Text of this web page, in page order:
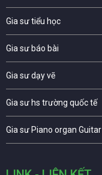
Gia sư tiểu học
Gia sư báo bài
Gia sư dạy vẽ
Gia sư hs trường quốc tế
Gia sư Piano organ Guitar